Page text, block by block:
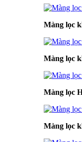
Màng lọc
Màng lọc
Màng lọc
Màng lọc